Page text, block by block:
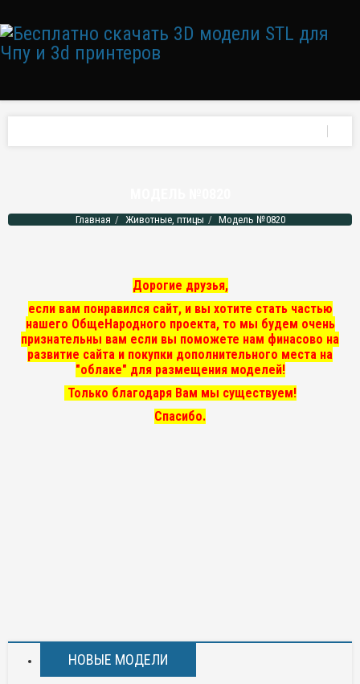
Главная Животные, птицы Модель №0820
Дорогие друзья,
если вам понравился сайт, и вы хотите стать частью
нашего ОбщеНародного проекта, то мы будем очень
признательны вам если вы поможете нам финасово на
развитие сайта и покупки дополнительного места на
"облаке" для размещения моделей!
Только благодаря Вам мы существуем!
Спасибо.
НОВЫЕ МОДЕЛИ